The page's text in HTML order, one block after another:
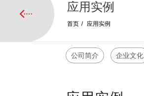
应用实例
首页 / 应用实例
公司简介 企业文化